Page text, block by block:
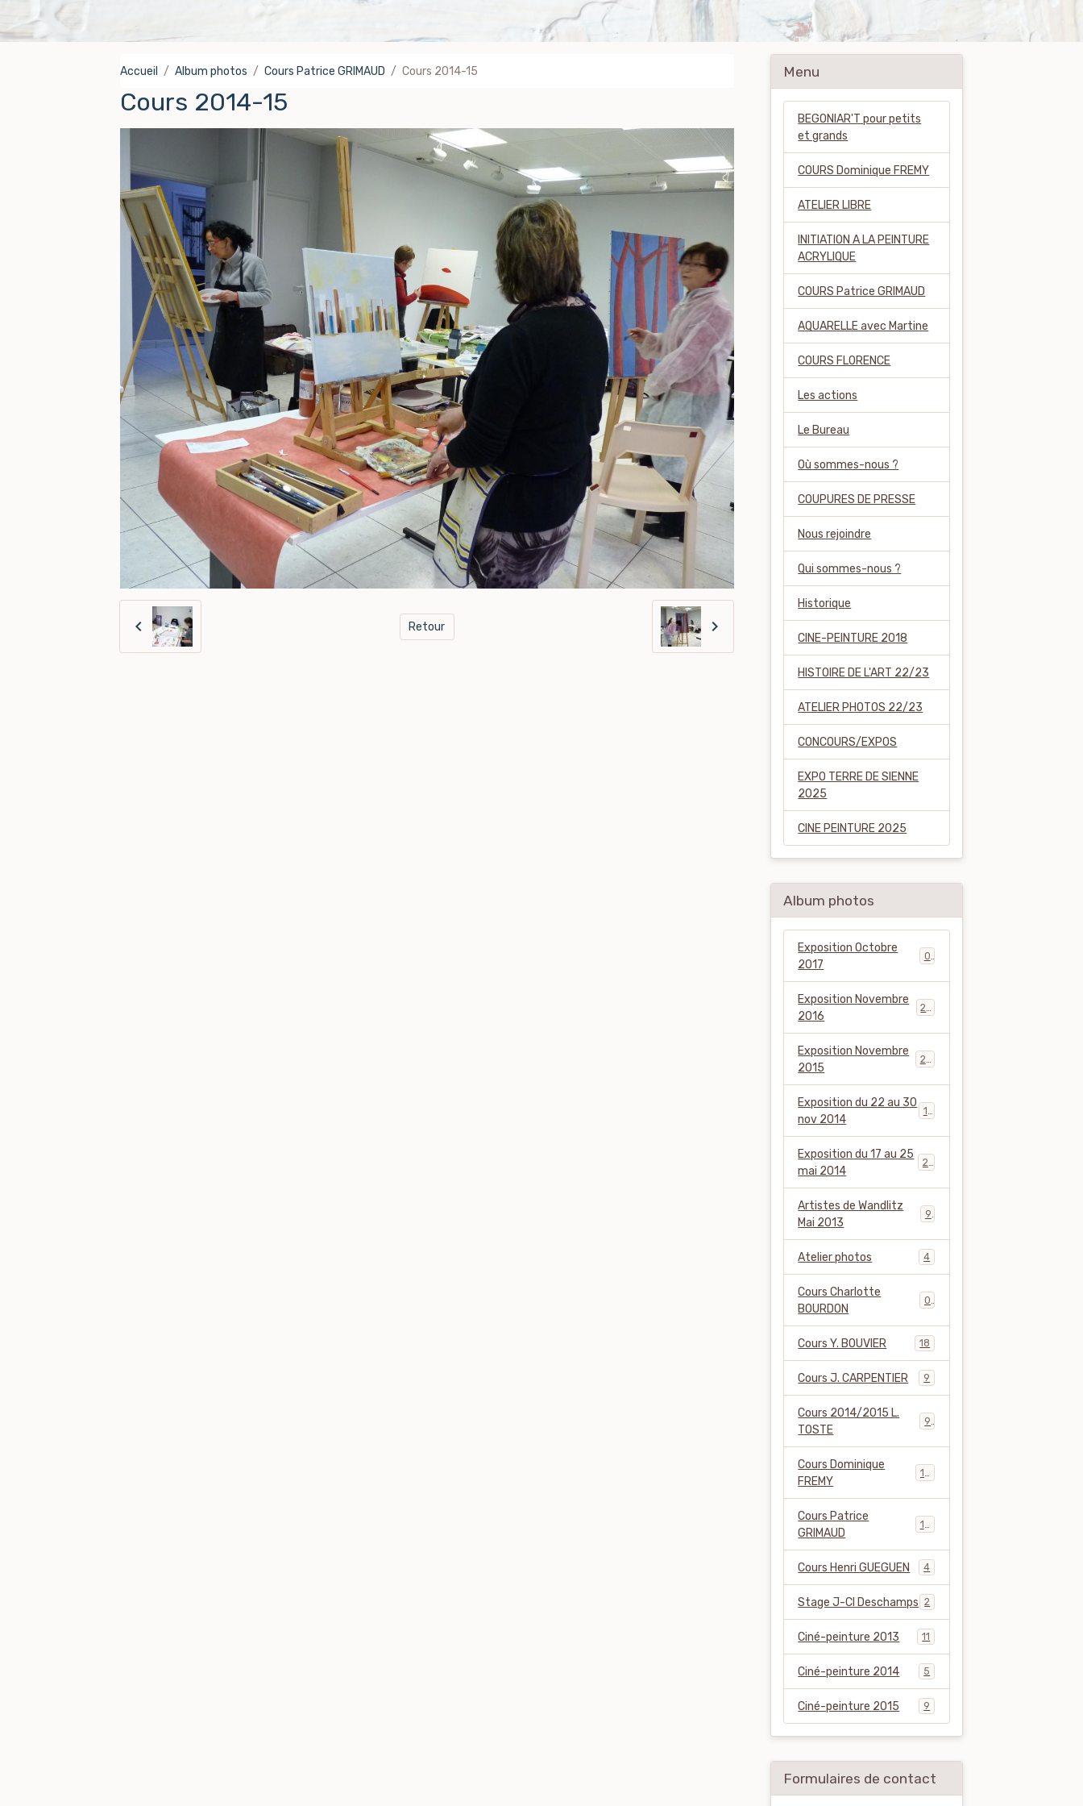
Accueil Album photos Cours Patrice GRIMAUD Cours 2014-15
Cours 2014-15
Retour
Menu
BEGONIAR'T pour petits
et grands
COURS Dominique FREMY
ATELIER LIBRE
INITIATION A LA PEINTURE
ACRYLIQUE
COURS Patrice GRIMAUD
AQUARELLE avec Martine
COURS FLORENCE
Les actions
Le Bureau
Où sommes-nous ?
COUPURES DE PRESSE
Nous rejoindre
Qui sommes-nous ?
Historique
CINE-PEINTURE 2018
HISTOIRE DE L'ART 22/23
ATELIER PHOTOS 22/23
CONCOURS/EXPOS
EXPO TERRE DE SIENNE
2025
CINE PEINTURE 2025
Album photos
Exposition Octobre
2017
Exposition Novembre
2016
Exposition Novembre
2015
Exposition du 22 au 30
nov 2014
Exposition du 17 au 25
mai 2014
Artistes de Wandlitz
Mai 2013
Atelier photos 4
Cours Charlotte
BOURDON
Cours Y. BOUVIER 18
Cours J. CARPENTIER 9
Cours 2014/2015 L.
TOSTE
Cours Dominique
FREMY
Cours Patrice
GRIMAUD
Cours Henri GUEGUEN 4
Stage J-Cl Deschamps 2
Ciné-peinture 2013 11
Ciné-peinture 2014 5
Ciné-peinture 2015 9
Formulaires de contact